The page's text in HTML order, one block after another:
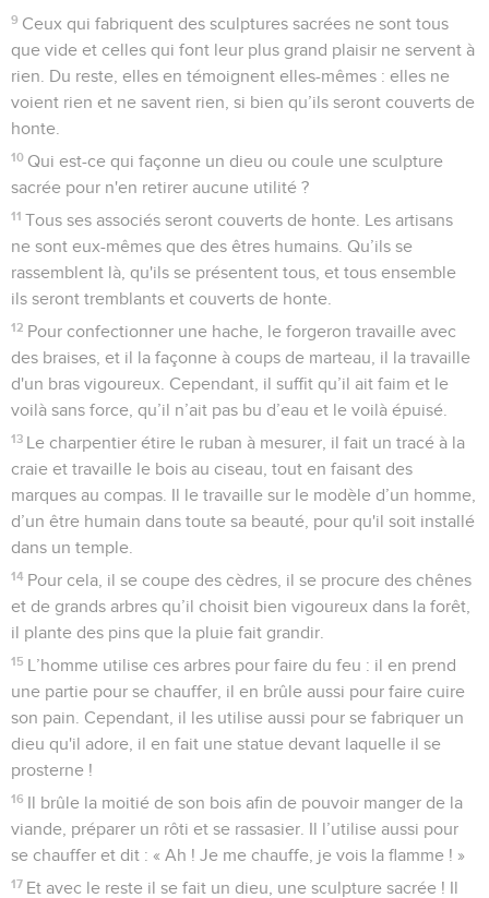
9 Ceux qui fabriquent des sculptures sacrées ne sont tous
que vide et celles qui font leur plus grand plaisir ne servent à
rien. Du reste, elles en témoignent elles-mêmes : elles ne
voient rien et ne savent rien, si bien qu’ils seront couverts de
honte.
10 Qui est-ce qui façonne un dieu ou coule une sculpture
sacrée pour n'en retirer aucune utilité ?
11 Tous ses associés seront couverts de honte. Les artisans
ne sont eux-mêmes que des êtres humains. Qu’ils se
rassemblent là, qu'ils se présentent tous, et tous ensemble
ils seront tremblants et couverts de honte.
12 Pour confectionner une hache, le forgeron travaille avec
des braises, et il la façonne à coups de marteau, il la travaille
d'un bras vigoureux. Cependant, il suffit qu’il ait faim et le
voilà sans force, qu’il n’ait pas bu d’eau et le voilà épuisé.
13 Le charpentier étire le ruban à mesurer, il fait un tracé à la
craie et travaille le bois au ciseau, tout en faisant des
marques au compas. Il le travaille sur le modèle d’un homme,
d’un être humain dans toute sa beauté, pour qu'il soit installé
dans un temple.
14 Pour cela, il se coupe des cèdres, il se procure des chênes
et de grands arbres qu’il choisit bien vigoureux dans la forêt,
il plante des pins que la pluie fait grandir.
15 L’homme utilise ces arbres pour faire du feu : il en prend
une partie pour se chauffer, il en brûle aussi pour faire cuire
son pain. Cependant, il les utilise aussi pour se fabriquer un
dieu qu'il adore, il en fait une statue devant laquelle il se
prosterne !
16 Il brûle la moitié de son bois afin de pouvoir manger de la
viande, préparer un rôti et se rassasier. Il l’utilise aussi pour
se chauffer et dit : « Ah ! Je me chauffe, je vois la flamme ! »
17 Et avec le reste il se fait un dieu, une sculpture sacrée ! Il